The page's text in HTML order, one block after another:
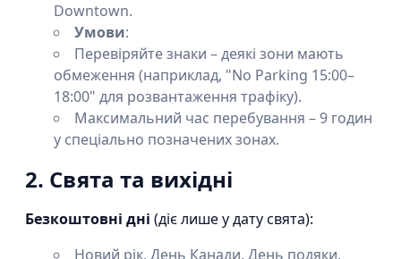
Downtown.
Умови:
Перевіряйте знаки – деякі зони мають
обмеження (наприклад, "No Parking 15:00–
18:00" для розвантаження трафіку).
Максимальний час перебування – 9 годин
у спеціально позначених зонах.
2. Свята та вихідні
Безкоштовні дні (діє лише у дату свята):
Новий рік, День Канади, День подяки,